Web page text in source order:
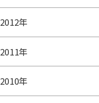
2012年
2011年
2010年